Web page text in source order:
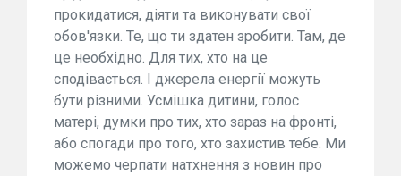
прокидатися, діяти та виконувати свої
обов'язки. Те, що ти здатен зробити. Там, де
це необхідно. Для тих, хто на це
сподівається. І джерела енергії можуть
бути різними. Усмішка дитини, голос
матері, думки про тих, хто зараз на фронті,
або спогади про того, хто захистив тебе. Ми
можемо черпати натхнення з новин про